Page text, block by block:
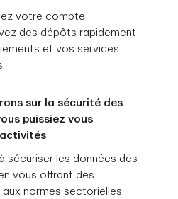
votre compte
des dépôts rapidement
et vos services
sur la sécurité des
puissiez vous
sécuriser les données des
vous offrant des
normes sectorielles.